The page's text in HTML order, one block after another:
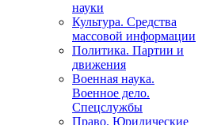
науки
Культура. Средства
массовой информации
Политика. Партии и
движения
Военная наука.
Военное дело.
Спецслужбы
Право. Юридические